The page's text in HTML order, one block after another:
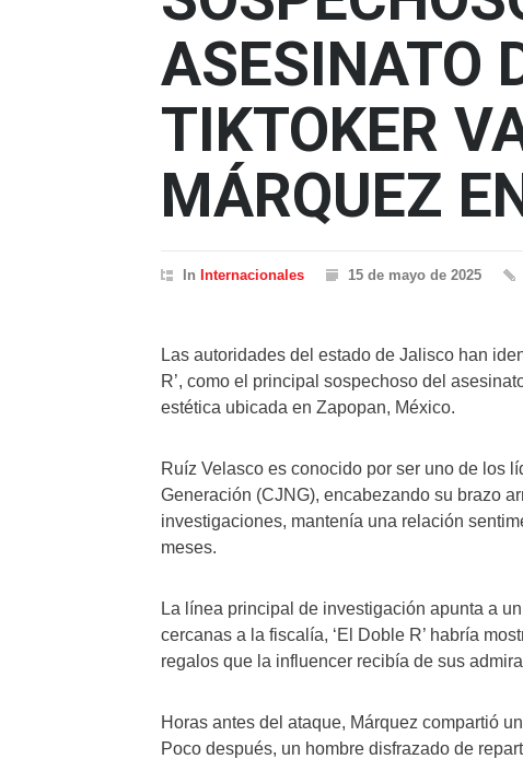
ASESINATO
TIKTOKER
MÁRQUEZ
In Internacionales 15 de mayo de 2025
Las autoridades del estado de Jalisco han
R’, como el principal sospechoso del
estética ubicada en Zapopan, México.
Ruíz Velasco es conocido por ser uno de los
Generación (CJNG), encabezando su brazo
investigaciones, mantenía una relación
meses.
La línea principal de investigación apunta a
cercanas a la fiscalía, ‘El Doble R’ habría
regalos que la influencer recibía de sus
Horas antes del ataque, Márquez compartió
Poco después, un hombre disfrazado de